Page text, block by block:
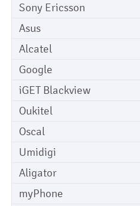
Sony Ericsson
Asus
Alcatel
Google
iGET Blackview
Oukitel
Oscal
Umidigi
Aligator
myPhone